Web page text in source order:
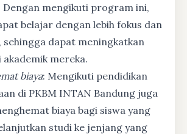
Dengan mengikuti program ini,
belajar dengan lebih fokus dan
dapat meningkatkan
mereka.
biaya: Mengikuti pendidikan
di PKBM INTAN Bandung juga
biaya bagi siswa yang
studi ke jenjang yang